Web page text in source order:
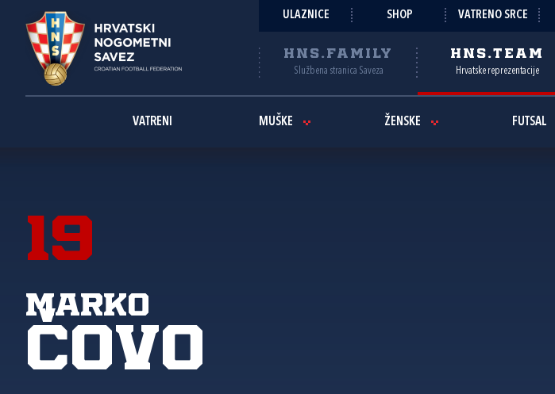
ULAZNICE SHOP VATRENO SRCE
HNS.FAMILY
Službena stranica Saveza
HNS.TEAM
Hrvatske reprezentacije
VATRENI MUŠKE ŽENSKE FUTSAL
19
Marko
Čovo